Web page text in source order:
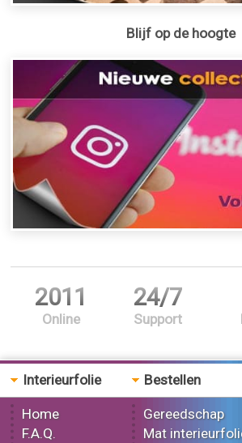
Blijf op de hoogte
2011
Online
24/7
Support
Interieurfolie
Home
F.A.Q.
Bestellen
Gereedschap
Mat